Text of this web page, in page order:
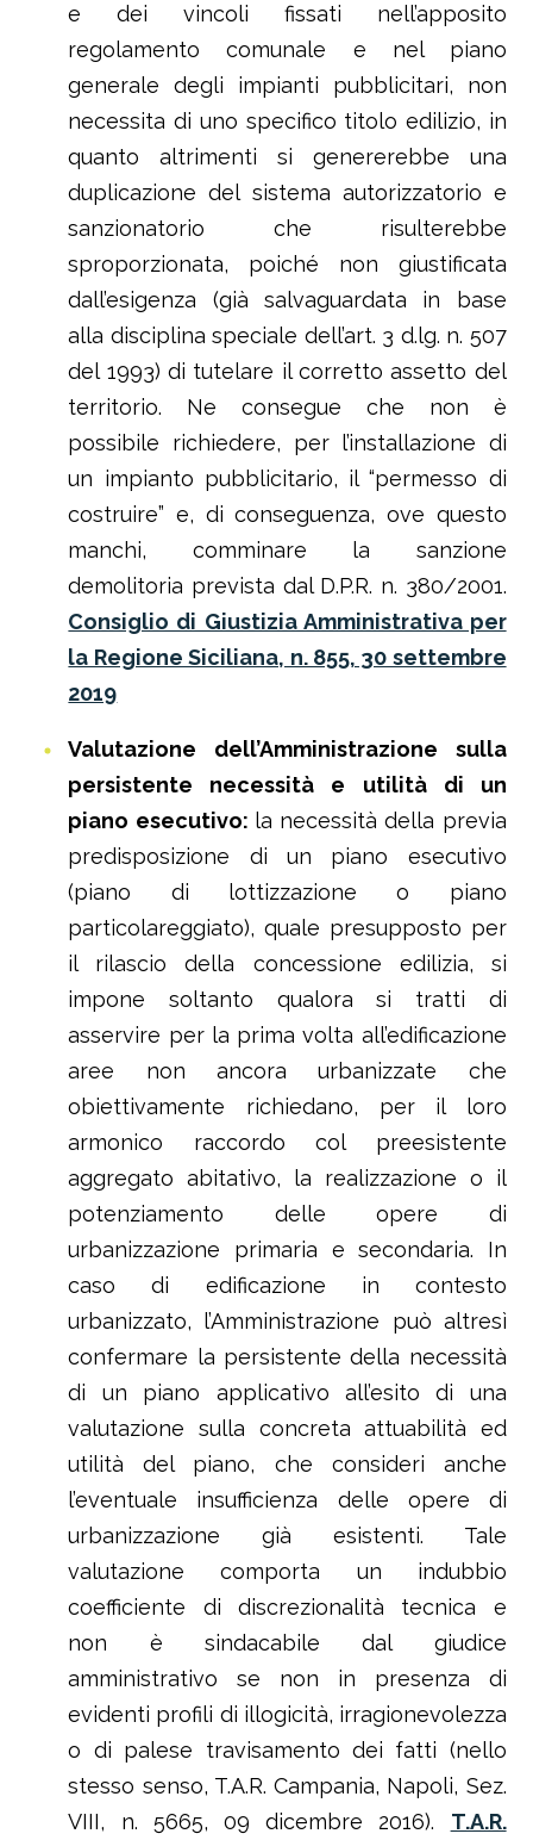
e dei vincoli fissati nell’apposito
regolamento comunale e nel piano
generale degli impianti pubblicitari, non
necessita di uno specifico titolo edilizio, in
quanto altrimenti si genererebbe una
duplicazione del sistema autorizzatorio e
sanzionatorio che risulterebbe
sproporzionata, poiché non giustificata
dall’esigenza (già salvaguardata in base
alla disciplina speciale dell’art. 3 d.lg. n. 507
del 1993) di tutelare il corretto assetto del
territorio. Ne consegue che non è
possibile richiedere, per l’installazione di
un impianto pubblicitario, il “permesso di
costruire” e, di conseguenza, ove questo
manchi, comminare la sanzione
demolitoria prevista dal D.P.R. n. 380/2001.
Consiglio di Giustizia Amministrativa per
la Regione Siciliana, n. 855, 30 settembre
2019
Valutazione dell’Amministrazione sulla
persistente necessità e utilità di un
piano esecutivo: la necessità della previa
predisposizione di un piano esecutivo
(piano di lottizzazione o piano
particolareggiato), quale presupposto per
il rilascio della concessione edilizia, si
impone soltanto qualora si tratti di
asservire per la prima volta all’edificazione
aree non ancora urbanizzate che
obiettivamente richiedano, per il loro
armonico raccordo col preesistente
aggregato abitativo, la realizzazione o il
potenziamento delle opere di
urbanizzazione primaria e secondaria. In
caso di edificazione in contesto
urbanizzato, l’Amministrazione può altresì
confermare la persistente della necessità
di un piano applicativo all’esito di una
valutazione sulla concreta attuabilità ed
utilità del piano, che consideri anche
l’eventuale insufficienza delle opere di
urbanizzazione già esistenti. Tale
valutazione comporta un indubbio
coefficiente di discrezionalità tecnica e
non è sindacabile dal giudice
amministrativo se non in presenza di
evidenti profili di illogicità, irragionevolezza
o di palese travisamento dei fatti (nello
stesso senso, T.A.R. Campania, Napoli, Sez.
VIII, n. 5665, 09 dicembre 2016). T.A.R.